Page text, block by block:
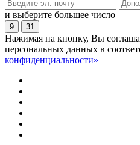
и выберите большее число
9 31
Нажимая на кнопку, Вы
персональных данных в
конфиденциальности»